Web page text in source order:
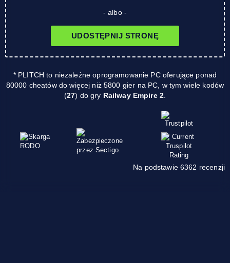
- albo -
UDOSTĘPNIJ STRONĘ
* PLITCH to niezależne oprogramowanie PC oferujące ponad
80000 cheatów do więcej niż 5800 gier na PC, w tym wiele kodów
(27) do gry Railway Empire 2
Na podstawie 6362 recenzji